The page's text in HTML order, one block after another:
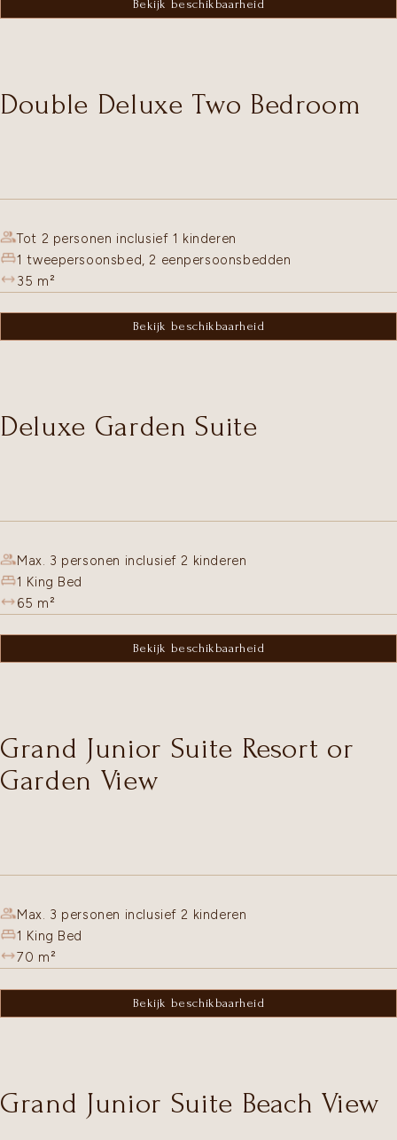
Bekijk beschikbaarheid
Double Deluxe Two Bedroom
Tot 2 personen inclusief 1 kinderen
1 tweepersoonsbed, 2 eenpersoonsbedden
35 m²
Bekijk beschikbaarheid
Deluxe Garden Suite
Max. 3 personen inclusief 2 kinderen
1 King Bed
65 m²
Bekijk beschikbaarheid
Grand Junior Suite Resort or
Garden View
Max. 3 personen inclusief 2 kinderen
1 King Bed
70 m²
Bekijk beschikbaarheid
Grand Junior Suite Beach View